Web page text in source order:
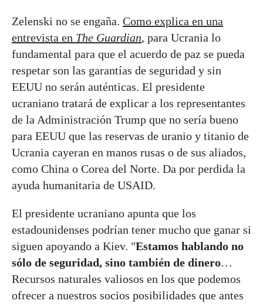
Zelenski no se engaña. Como explica en una
entrevista en The Guardian, para Ucrania lo
fundamental para que el acuerdo de paz se pueda
respetar son las garantías de seguridad y sin
EEUU no serán auténticas. El presidente
ucraniano tratará de explicar a los representantes
de la Administración Trump que no sería bueno
para EEUU que las reservas de uranio y titanio de
Ucrania cayeran en manos rusas o de sus aliados,
como China o Corea del Norte. Da por perdida la
ayuda humanitaria de USAID.
El presidente ucraniano apunta que los
estadounidenses podrían tener mucho que ganar si
siguen apoyando a Kiev. "Estamos hablando no
sólo de seguridad, sino también de dinero…
Recursos naturales valiosos en los que podemos
ofrecer a nuestros socios posibilidades que antes